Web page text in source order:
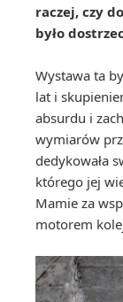
raczej, czy
było
Wystawa ta
lat i
absurdu i
wymiarów
dedykowała
którego jej
Mamie za
motorem